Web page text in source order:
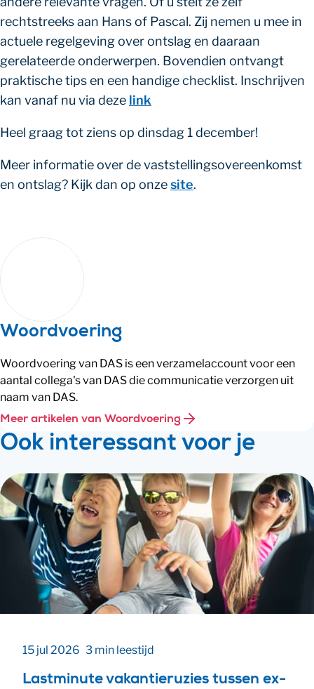
rechtstreeks aan Hans of Pascal. Zij nemen u mee in
actuele regelgeving over ontslag en daaraan
gerelateerde onderwerpen. Bovendien ontvangt
praktische tips en een handige checklist. Inschrijven
kan vanaf nu via deze link
Heel graag tot ziens op dinsdag 1 december!
Meer informatie over de vaststellingsovereenkomst
en ontslag? Kijk dan op onzesite.
Woordvoering
Woordvoering van DAS is een verzamelaccount voor een
aantal collega's van DAS die communicatie verzorgen uit
naam van DAS.
Meer artikelen van Woordvoering
Ook interessant voor je
15 jul 2026 3 min leestijd
Lastminute vakantieruzies tussen ex-